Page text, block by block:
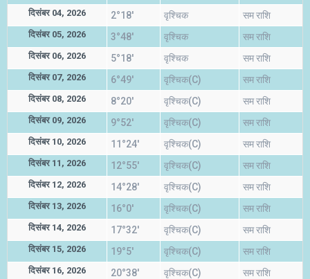
दिसंबर 04, 2026 2°18' वृश्चिक सम राशि
दिसंबर 05, 2026 3°48' वृश्चिक सम राशि
दिसंबर 06, 2026 5°18' वृश्चिक सम राशि
दिसंबर 07, 2026 6°49' वृश्चिक(C) सम राशि
दिसंबर 08, 2026 8°20' वृश्चिक(C) सम राशि
दिसंबर 09, 2026 9°52' वृश्चिक(C) सम राशि
दिसंबर 10, 2026 11°24' वृश्चिक(C) सम राशि
दिसंबर 11, 2026 12°55' वृश्चिक(C) सम राशि
दिसंबर 12, 2026 14°28' वृश्चिक(C) सम राशि
दिसंबर 13, 2026 16°0' वृश्चिक(C) सम राशि
दिसंबर 14, 2026 17°32' वृश्चिक(C) सम राशि
दिसंबर 15, 2026 19°5' वृश्चिक(C) सम राशि
दिसंबर 16, 2026 20°38' वृश्चिक(C) सम राशि